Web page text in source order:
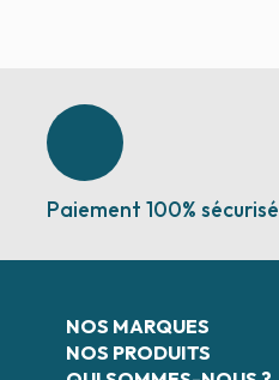
Paiement 100% sécurisé
NOS MARQUES
NOS PRODUITS